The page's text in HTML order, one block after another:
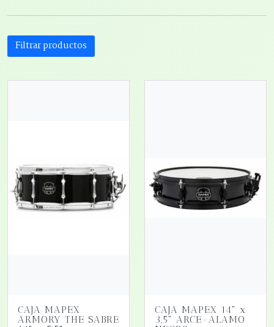
Filtrar productos
CAJA MAPEX
ARMORY THE SABRE
CAJA MAPEX 14" x
3,5" ARCE-ALAMO